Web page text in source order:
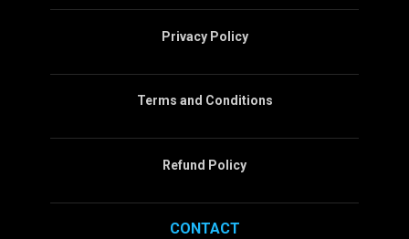
Privacy Policy
Terms and Conditions
Refund Policy
CONTACT